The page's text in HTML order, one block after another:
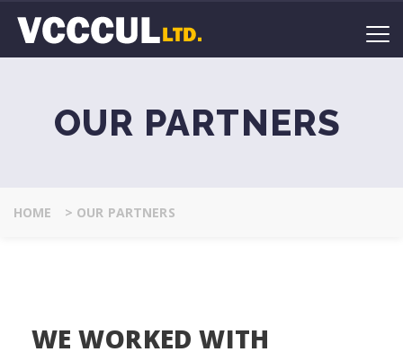
OUR PARTNERS
HOME > OUR PARTNERS
WE WORKED WITH